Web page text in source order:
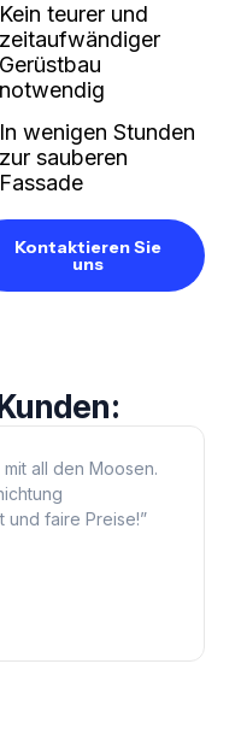
Kein teurer und
zeitaufwändiger
Gerüstbau
notwendig
In wenigen Stunden
zur sauberen
Fassade
Kontaktieren Sie
uns
all den Moosen.
und faire Preise!”
war ich skeptisch – so eine
statt Neubau? Aber die